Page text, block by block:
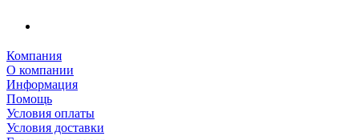
Компания
О компании
Информация
Помощь
Условия оплаты
Условия доставки